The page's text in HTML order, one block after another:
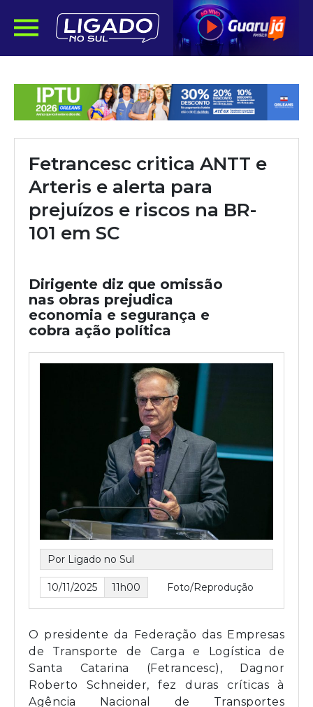
Fetrancesc critica ANTT e
Arteris e alerta para
prejuízos e riscos na BR-
101 em SC
Dirigente diz que omissão
nas obras prejudica
economia e segurança e
cobra ação política
Por Ligado no Sul
10/11/2025 11h00 Foto/Reprodução
O presidente da Federação das Empresas
de Transporte de Carga e Logística de
Santa Catarina (Fetrancesc), Dagnor
Roberto Schneider, fez duras críticas à
Agência Nacional de Transportes